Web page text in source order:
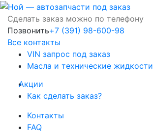
Сделать заказ можно по телефону
Позвонить+7 (391) 98-600-98
Все контакты
VIN запрос под заказ
Масла и технические жидкости
Акции
Как сделать заказ?
Контакты
FAQ